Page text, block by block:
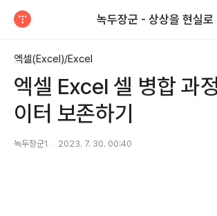
녹두장군 - 상상을 현실로
엑셀(Excel)/Excel
엑셀 Excel 셀 병합 과
이터 보존하기
녹두장군1 2023. 7. 30. 00:40